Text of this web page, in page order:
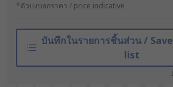
*ตัวบ่งบอกราคา / price indicative
บันทึกในรายการชิ้นส่วน /
list